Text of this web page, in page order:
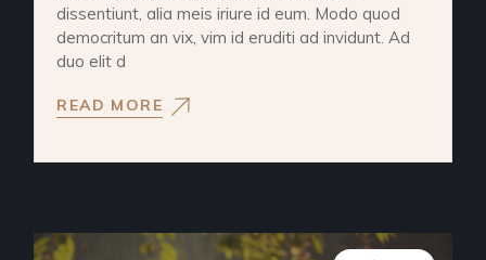
dissentiunt, alia meis iriure id eum. Modo quod
democritum an vix, vim id eruditi ad invidunt. Ad
duo elit d
READ MORE